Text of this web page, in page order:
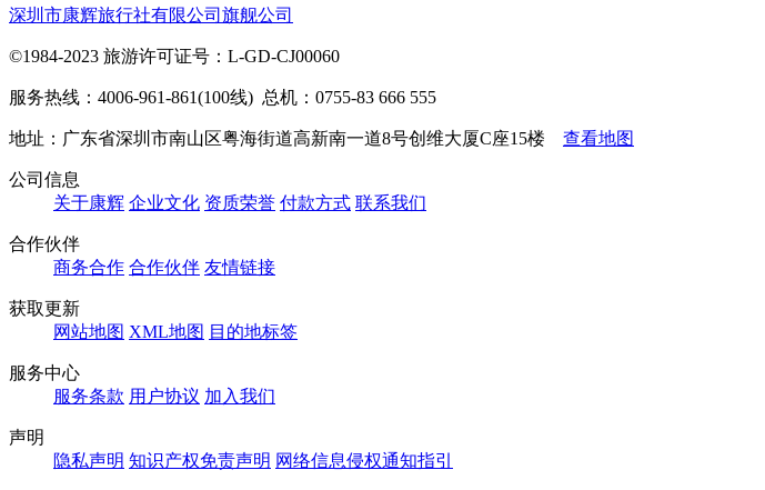
深圳市康辉旅行社有限公司旗舰公司
©1984-2023 旅游许可证号：L-GD-CJ00060
服务热线：4006-961-861(100线) 总机：0755-83 666 555
地址：广东省深圳市南山区粤海街道高新南一道8号创维大厦C座15楼 查看地图
公司信息
关于康辉 企业文化 资质荣誉 付款方式 联系我们
合作伙伴
商务合作 合作伙伴 友情链接
获取更新
网站地图 XML地图 目的地标签
服务中心
服务条款 用户协议 加入我们
声明
隐私声明 知识产权免责声明 网络信息侵权通知指引